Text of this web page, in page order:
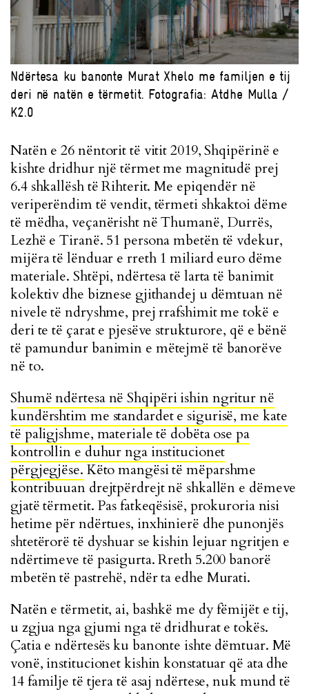
Ndërtesa ku banonte Murat Xhelo me familjen e tij
deri në natën e tërmetit. Fotografia: Atdhe Mulla /
K2.0
Natën e 26 nëntorit të vitit 2019, Shqipërinë e
kishte dridhur një tërmet me magnitudë prej
6.4 shkallësh të Rihterit. Me epiqendër në
veriperëndim të vendit, tërmeti shkaktoi dëme
të mëdha, veçanërisht në Thumanë, Durrës,
Lezhë e Tiranë. 51 persona mbetën të vdekur,
mijëra të lënduar e rreth 1 miliard euro dëme
materiale. Shtëpi, ndërtesa të larta të banimit
kolektiv dhe biznese gjithandej u dëmtuan në
nivele të ndryshme, prej rrafshimit me tokë e
deri te të çarat e pjesëve strukturore, që e bënë
të pamundur banimin e mëtejmë të banorëve
në to.
Shumë ndërtesa në Shqipëri ishin ngritur në
kundërshtim me standardet e sigurisë, me kate
të paligjshme, materiale të dobëta ose pa
kontrollin e duhur nga institucionet
përgjegjëse. Këto mangësi të mëparshme
kontribuuan drejtpërdrejt në shkallën e dëmeve
gjatë tërmetit. Pas fatkeqësisë, prokuroria nisi
hetime për ndërtues, inxhinierë dhe punonjës
shtetërorë të dyshuar se kishin lejuar ngritjen e
ndërtimeve të pasigurta. Rreth 5.200 banorë
mbetën të pastrehë, ndër ta edhe Murati.
Natën e tërmetit, ai, bashkë me dy fëmijët e tij,
u zgjua nga gjumi nga të dridhurat e tokës.
Çatia e ndërtesës ku banonte ishte dëmtuar. Më
vonë, institucionet kishin konstatuar që ata dhe
14 familje të tjera të asaj ndërtese, nuk mund të